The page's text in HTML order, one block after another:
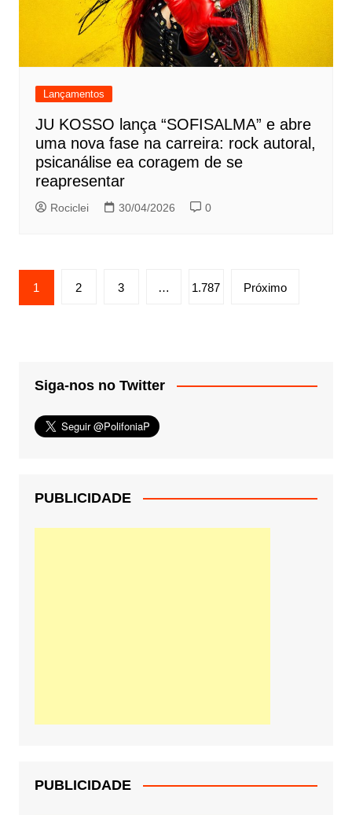
Lançamentos
JU KOSSO lança “SOFISALMA” e abre
uma nova fase na carreira: rock autoral,
psicanálise ea coragem de se
reapresentar
Rociclei 30/04/2026 0
Paginação
de
1 2 3 … 1.787 Próximo
Siga-nos no Twitter
PUBLICIDADE
PUBLICIDADE